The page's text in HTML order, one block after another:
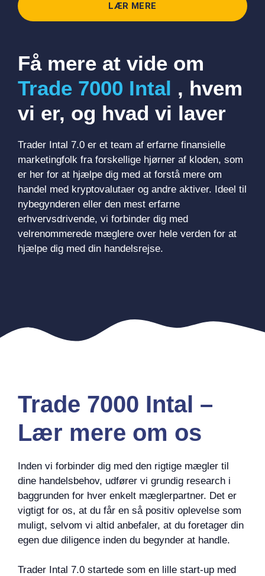
Få mere at vide om
Trade 7000 Intal , hvem
vi er, og hvad vi laver
Trader Intal 7.0 er et team af erfarne finansielle
marketingfolk fra forskellige hjørner af kloden, som
er her for at hjælpe dig med at forstå mere om
handel med kryptovalutaer og andre aktiver. Ideel til
nybegynderen eller den mest erfarne
erhvervsdrivende, vi forbinder dig med
velrenommerede mæglere over hele verden for at
hjælpe dig med din handelsrejse.
LÆR MERE
Trade 7000 Intal –
Lær mere om os
Inden vi forbinder dig med den rigtige mægler til
dine handelsbehov, udfører vi grundig research i
baggrunden for hver enkelt mæglerpartner. Det er
vigtigt for os, at du får en så positiv oplevelse som
muligt, selvom vi altid anbefaler, at du foretager din
egen due diligence inden du begynder at handle.
Trader Intal 7.0 startede som en lille start-up med